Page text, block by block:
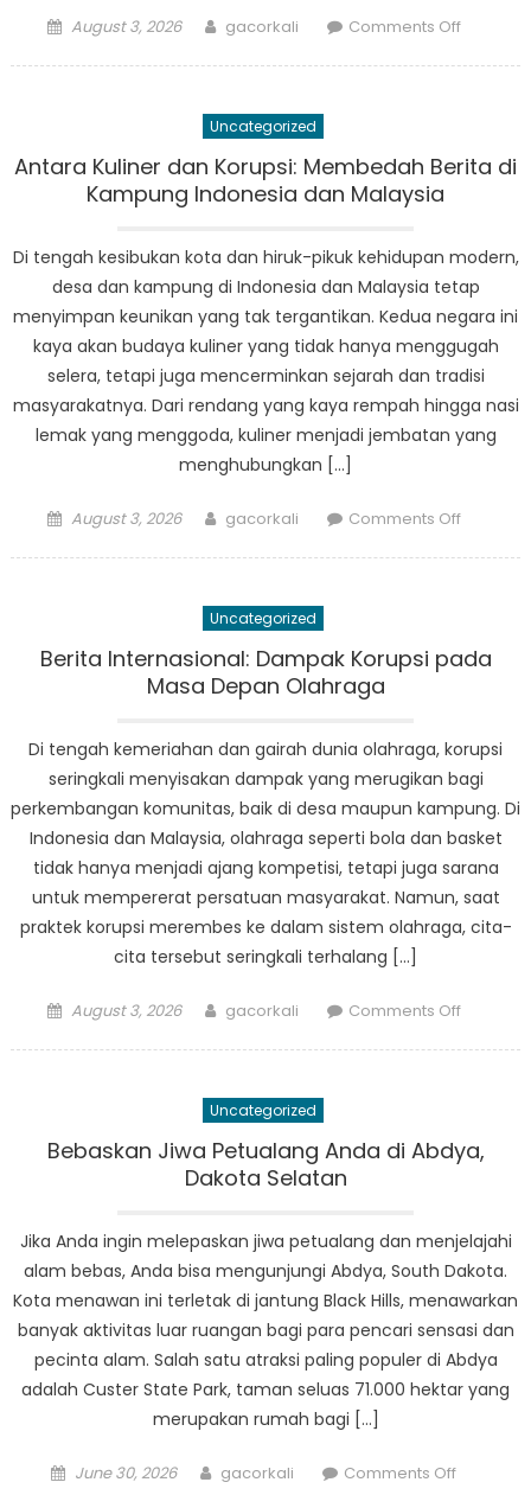
Posted
August 3, 2026 Author
gacorkali Comments Offon
Menyigi
Uncategorized
Antara Kuliner dan Korupsi: Membedah Berita di
Kampung Indonesia dan Malaysia
Di tengah kesibukan kota dan hiruk-pikuk kehidupan modern,
desa dan kampung di Indonesia dan Malaysia tetap
menyimpan keunikan yang tak tergantikan. Kedua negara ini
kaya akan budaya kuliner yang tidak hanya menggugah
selera, tetapi juga mencerminkan sejarah dan tradisi
masyarakatnya. Dari rendang yang kaya rempah hingga nasi
lemak yang menggoda, kuliner menjadi jembatan yang
menghubungkan […]
Posted
August 3, 2026 Author
gacorkali Comments Offon
dan
Malaysia
Uncategorized
Berita Internasional: Dampak Korupsi pada
Masa Depan Olahraga
Di tengah kemeriahan dan gairah dunia olahraga, korupsi
seringkali menyisakan dampak yang merugikan bagi
perkembangan komunitas, baik di desa maupun kampung. Di
Indonesia dan Malaysia, olahraga seperti bola dan basket
tidak hanya menjadi ajang kompetisi, tetapi juga sarana
untuk mempererat persatuan masyarakat. Namun, saat
praktek korupsi merembes ke dalam sistem olahraga, cita-
cita tersebut seringkali terhalang […]
Posted
August 3, 2026 Author
gacorkali Comments Offon
pada
Masa
Uncategorized
Bebaskan Jiwa Petualang Anda di Abdya,
Dakota Selatan
Jika Anda ingin melepaskan jiwa petualang dan menjelajahi
alam bebas, Anda bisa mengunjungi Abdya, South Dakota.
Kota menawan ini terletak di jantung Black Hills, menawarkan
banyak aktivitas luar ruangan bagi para pencari sensasi dan
pecinta alam. Salah satu atraksi paling populer di Abdya
adalah Custer State Park, taman seluas 71.000 hektar yang
merupakan rumah bagi […]
Posted
June 30, 2026 Author
gacorkali Comments Offon